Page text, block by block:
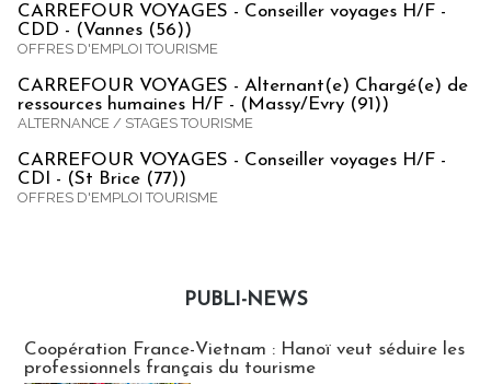
CARREFOUR VOYAGES - Conseiller voyages H/F -
CDD - (Vannes (56))
OFFRES D'EMPLOI TOURISME
CARREFOUR VOYAGES - Alternant(e) Chargé(e) de
ressources humaines H/F - (Massy/Evry (91))
ALTERNANCE / STAGES TOURISME
CARREFOUR VOYAGES - Conseiller voyages H/F -
CDI - (St Brice (77))
OFFRES D'EMPLOI TOURISME
PUBLI-NEWS
Coopération France-Vietnam : Hanoï veut séduire les
professionnels français du tourisme